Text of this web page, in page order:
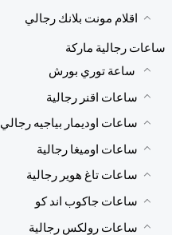
اقلام مونت بلانك رجالي
ساعات رجالية ماركة
ساعة توري بورش
ساعات اقنر رجالية
ساعات اوديمار بياجيه رجالي
ساعات اوميغا رجالية
ساعات تاغ هوير رجالية
ساعات جاكوب اند كو
ساعات رولكس رجالية